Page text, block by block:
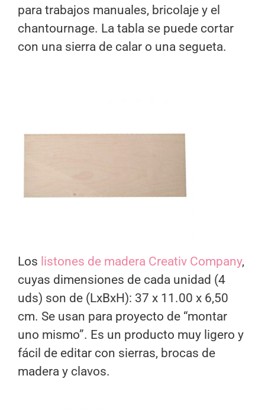
para trabajos manuales, bricolaje y el
chantournage. La tabla se puede cortar
con una sierra de calar o una segueta.
Los listones de madera Creativ Company,
cuyas dimensiones de cada unidad (4
uds) son de (LxBxH): 37 x 11.00 x 6,50
cm. Se usan para proyecto de “montar
uno mismo”. Es un producto muy ligero y
fácil de editar con sierras, brocas de
madera y clavos.